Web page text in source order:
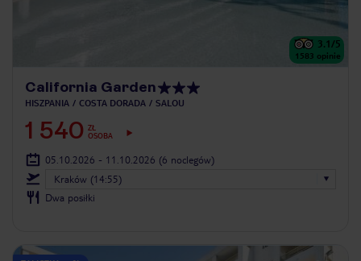
3.1/5
1583 opinie
California Garden
HISZPANIA COSTA DORADA SALOU
1 540 ZŁ
OSOBA
05.10.2026 - 11.10.2026 (6 noclegów)
Kraków (14:55)
Dwa posiłki